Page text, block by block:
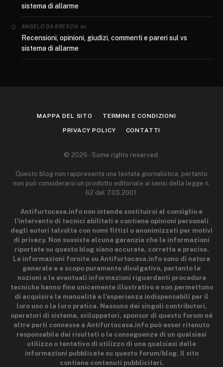
sistema di allarme
ANGELO DA BRESCIA su
Recensioni, opinioni, giudizi, commenti e pareri sul vs
sistema di allarme
MAPPA DEL SITO TERMINI E CONDIZIONI
PRIVACY POLICY CONTATTI
© 2026 - Some rights reserved.
Questo blog non rappresenta una testata giornalistica, pertanto
non può considerarsi un prodotto editoriale ai sensi della legge n.
62 del 7.03.2001.
Antifurtocasa.info non intende sostituirsi al consiglio e
l'intervento di tecnici abilitati e contiene opinioni personali
degli autori talvolta con nomi fittizi o anonimizzati per motivi
di privacy. Non sussiste alcuna garanzia che le informazioni
riportate su questo blog siano accurate, corrette e precise.
Le informazioni fornite su Antifurtocasa.info sono di natura
generale e a scopo puramente divulgativo, pertanto le
nozioni e le eventuali informazioni riguardanti procedure
tecniche hanno fine unicamente illustrativo e non permettono
di acquisire la manualità e l'esperienza indispensabili per il
loro uso o la loro pratica. Nessuno dei singoli contributori,
operatori di sistema, sviluppatori, sponsor di questo forum né
altre parti connesse a Antifurtocasa.info può esser ritenuto
responsabile dei risultati o le conseguenze di un qualsiasi
utilizzo o tentativo di utilizzo di una qualsiasi delle
informazioni pubblicate su questo forum/blog. Il sito
contiene contenuti pubblicitari.